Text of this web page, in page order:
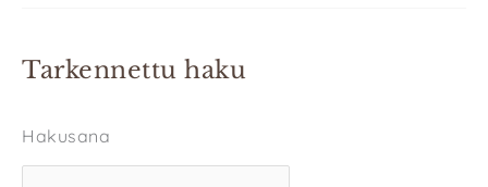
Tarkennettu haku
Hakusana